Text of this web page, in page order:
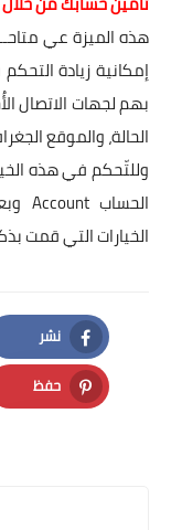
هذه الميزة عي
إمكانية زيادة
بهم لجهات الاتصال
الحالة، والموقع
الخيارات التي قمت
نشر
Facebook
حفظ
Pinterest